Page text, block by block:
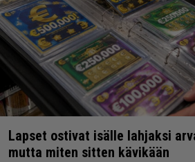
Lapset ostivat isälle lahjaksi
mutta miten sitten kävikään